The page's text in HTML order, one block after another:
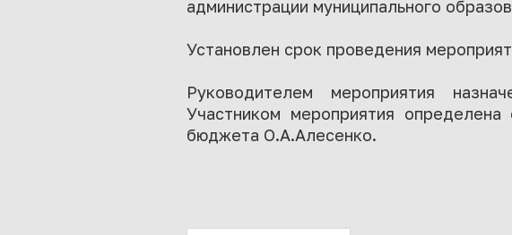
администрации муниципального
Установлен срок проведения
Руководителем мероприятия
Участником мероприятия
бюджета О.А.Алесенко.